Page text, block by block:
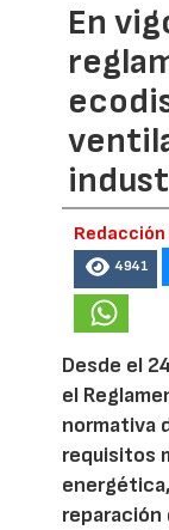
En
4941
Desde el
el
normativa
requisitos